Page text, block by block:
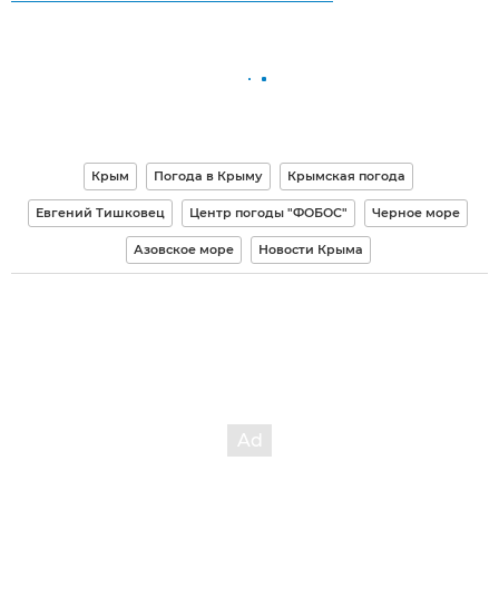
Крым Погода в Крыму Крымская погода
Евгений Тишковец Центр погоды "ФОБОС" Черное море
Азовское море Новости Крыма